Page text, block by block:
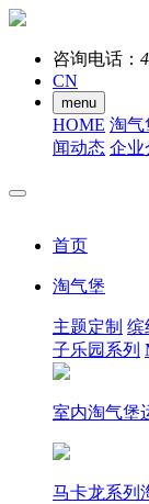
咨询电话：
CN
menu
HOME 淘气
闻动态 企业
首页
淘气堡
主题定制 缤
子乐园系列
室内淘气堡
马卡龙系列